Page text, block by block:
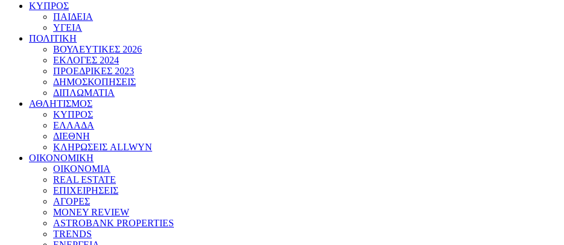
ΚΥΠΡΟΣ
ΠΑΙΔΕΙΑ
ΥΓΕΙΑ
ΠΟΛΙΤΙΚΗ
ΒΟΥΛΕΥΤΙΚΕΣ 2026
ΕΚΛΟΓΕΣ 2024
ΠΡΟΕΔΡΙΚΕΣ 2023
ΔΗΜΟΣΚΟΠΗΣΕΙΣ
ΔΙΠΛΩΜΑΤΙΑ
ΑΘΛΗΤΙΣΜΟΣ
ΚΥΠΡΟΣ
ΕΛΛΑΔΑ
ΔΙΕΘΝΗ
ΚΛΗΡΩΣΕΙΣ ALLWYN
ΟΙΚΟΝΟΜΙΚΗ
ΟΙΚΟΝΟΜΙΑ
REAL ESTATE
ΕΠΙΧΕΙΡΗΣΕΙΣ
ΑΓΟΡΕΣ
MONEY REVIEW
ASTROBANK PROPERTIES
TRENDS